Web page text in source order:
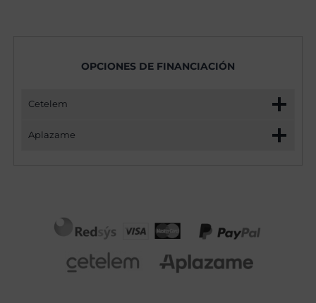
OPCIONES DE FINANCIACIÓN
Cetelem
Aplazame